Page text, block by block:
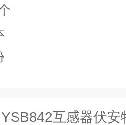
YSB842互感器伏安